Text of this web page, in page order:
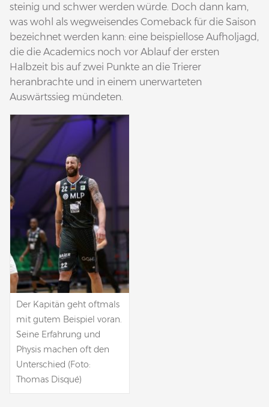
steinig und schwer werden würde. Doch dann kam,
was wohl als wegweisendes Comeback für die Saison
bezeichnet werden kann: eine beispiellose Aufholjagd,
die die Academics noch vor Ablauf der ersten
Halbzeit bis auf zwei Punkte an die Trierer
heranbrachte und in einem unerwarteten
Auswärtssieg mündeten.
Der Kapitän geht oftmals
mit gutem Beispiel voran.
Seine Erfahrung und
Physis machen oft den
Unterschied (Foto:
Thomas Disqué)